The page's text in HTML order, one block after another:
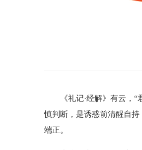
《礼记·经解》有云，“君
慎判断，是诱惑前清醒自
端正。